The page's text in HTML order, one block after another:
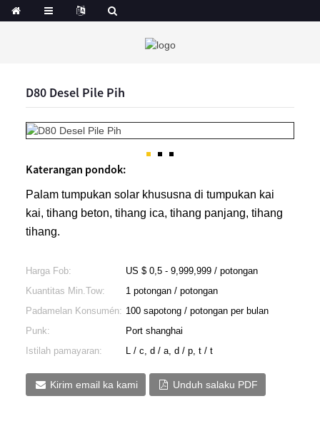
D80 Desel Pile Pih
Katerangan pondok:
Palam tumpukan solar khususna di tumpukan kai
kai, tihang beton, tihang ica, tihang panjang, tihang
tihang.
Harga Fob:
US $ 0,5 - 9,999,999 / potongan
Kuantitas Min.Tow:
1 potongan / potongan
Padamelan Konsumén: 100 sapotong / potongan per bulan
Punk:
Port shanghai
Istilah pamayaran:
L / c, d / a, d / p, t / t
Kirim email ka kami Unduh salaku PDF